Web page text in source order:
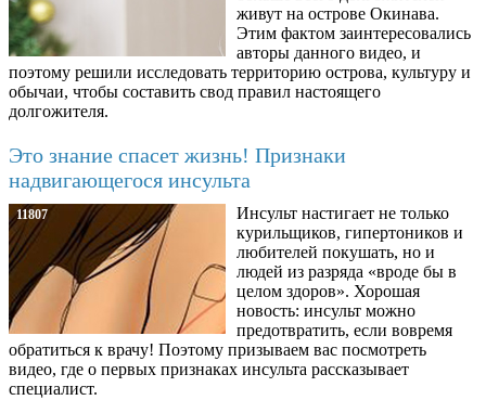
живут на острове Окинава.
Этим фактом заинтересовались
авторы данного видео, и
поэтому решили исследовать территорию острова, культуру и
обычаи, чтобы составить свод правил настоящего
долгожителя.
Это знание спасет жизнь! Признаки
надвигающегося инсульта
11807
Инсульт настигает не только
курильщиков, гипертоников и
любителей покушать, но и
людей из разряда «вроде бы в
целом здоров». Хорошая
новость: инсульт можно
предотвратить, если вовремя
обратиться к врачу! Поэтому призываем вас посмотреть
видео, где о первых признаках инсульта рассказывает
специалист.